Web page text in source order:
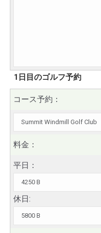
1日目のゴルフ予約
コース予約：
料金：
平日：
休日: